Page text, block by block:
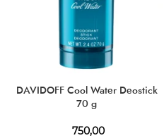
DAVIDOFF Cool Water Deostick
70 g
750,00